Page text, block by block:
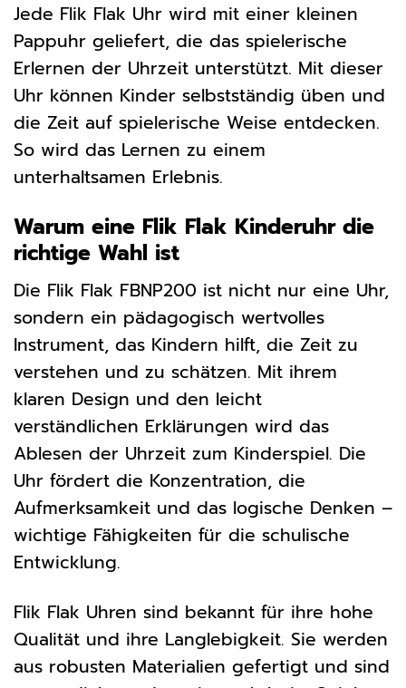
Jede Flik Flak Uhr wird mit einer kleinen
Pappuhr geliefert, die das spielerische
Erlernen der Uhrzeit unterstützt. Mit dieser
Uhr können Kinder selbstständig üben und
die Zeit auf spielerische Weise entdecken.
So wird das Lernen zu einem
unterhaltsamen Erlebnis.
Warum eine Flik Flak Kinderuhr die
richtige Wahl ist
Die Flik Flak FBNP200 ist nicht nur eine Uhr,
sondern ein pädagogisch wertvolles
Instrument, das Kindern hilft, die Zeit zu
verstehen und zu schätzen. Mit ihrem
klaren Design und den leicht
verständlichen Erklärungen wird das
Ablesen der Uhrzeit zum Kinderspiel. Die
Uhr fördert die Konzentration, die
Aufmerksamkeit und das logische Denken –
wichtige Fähigkeiten für die schulische
Entwicklung.
Flik Flak Uhren sind bekannt für ihre hohe
Qualität und ihre Langlebigkeit. Sie werden
aus robusten Materialien gefertigt und sind